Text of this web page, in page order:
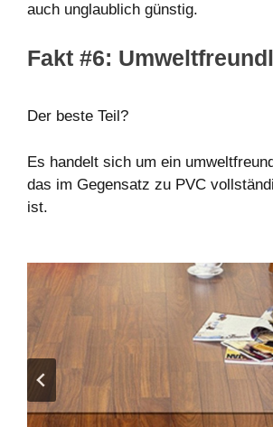
auch unglaublich günstig.
Fakt #6:
Der beste Teil?
Es handelt sich um ein
das im Gegensatz zu PVC
ist.